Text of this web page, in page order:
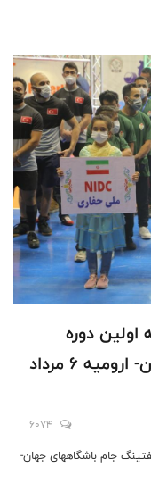
دوره
پاورلیفتینگ جام باشگاههای جهان- ارومیه 6 مرداد
6074
جام باشگاههای جهان-